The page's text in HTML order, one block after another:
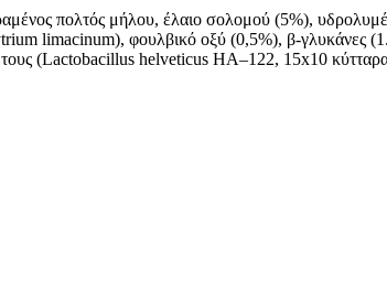
πολτός μήλου, έλαιο σολομού (5%),
limacinum), φουλβικό οξύ (0,5%), β-γλυκάνες
τους (Lactobacillus helveticus HΑ–122, 15x10